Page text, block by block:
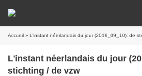
Accueil » L'instant néerlandais du jour (2019_09_10): de
L'instant néerlandais du jour
stichting / de vzw